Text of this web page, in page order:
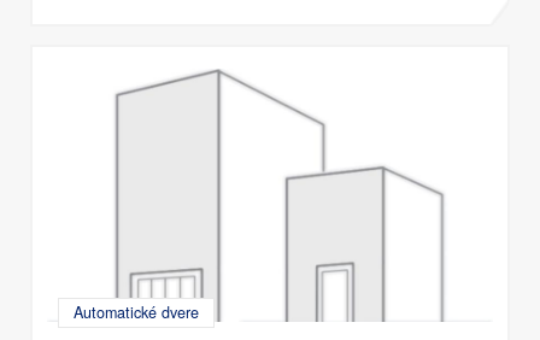
Automatické dvere